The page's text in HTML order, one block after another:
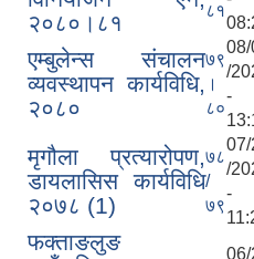
२०८०।८१
८१
एम्बुलेन्स संचालन
व्यवस्थापन कार्यविधि,
२०८०
७९
।
८०
/
-
मृगौला प्रत्यारोपण,
डायलासिस कार्यविधि
२०७८ (1)
७८
/
७९
07/
/
-
फक्ताङलुङ